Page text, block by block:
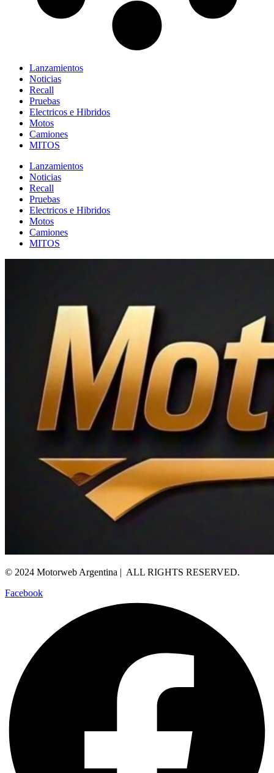
Lanzamientos
Noticias
Recall
Pruebas
Electricos e Hibridos
Motos
Camiones
MITOS
Lanzamientos
Noticias
Recall
Pruebas
Electricos e Hibridos
Motos
Camiones
MITOS
© 2024 Motorweb Argentina | ALL RIGHTS RESERVED.
Facebook